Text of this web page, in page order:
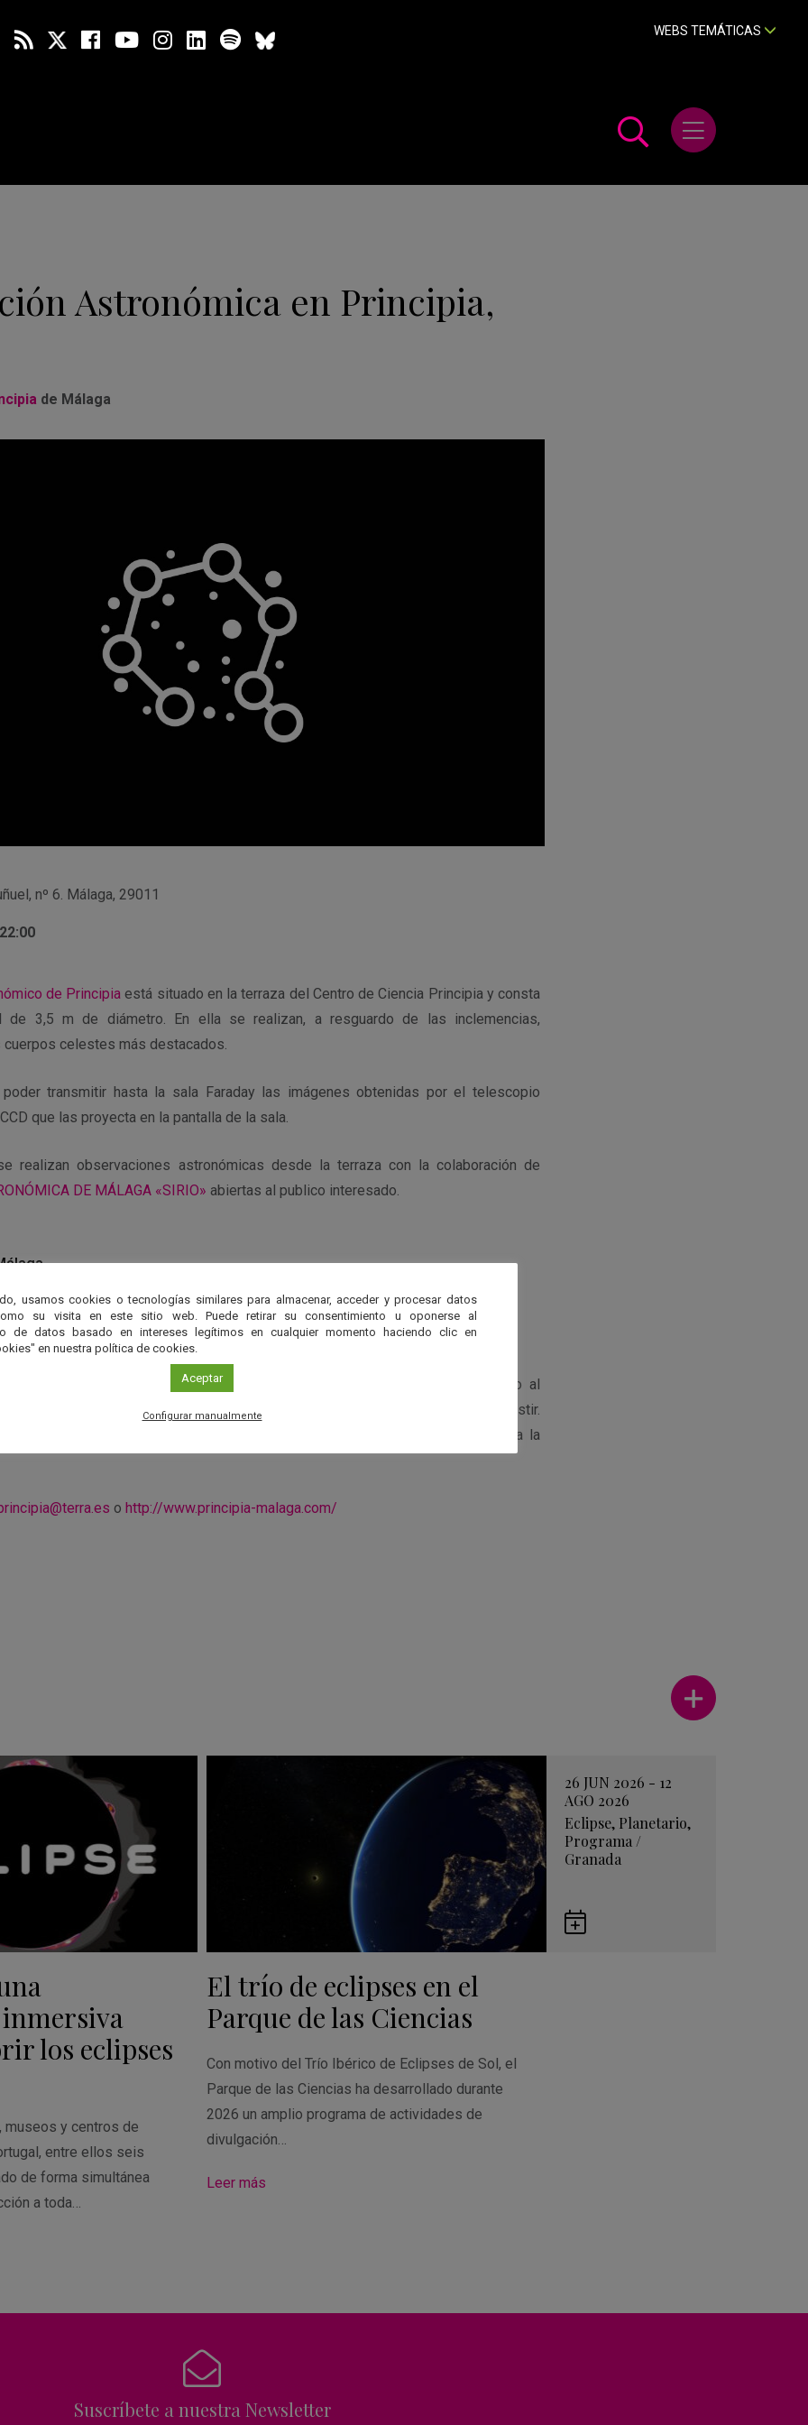
WEBS TEMÁTICAS
Abrir menú
Astronómica en Principia,
de Málaga
nº 6. Málaga, 29011
de Principia está situado en la terraza del Centro de Ciencia Principia y consta
de 3,5 m de diámetro. En ella se realizan, a resguardo de las inclemencias,
celestes más destacados.
poder transmitir hasta la sala Faraday las imágenes obtenidas por el telescopio
que las proyecta en la pantalla de la sala.
realizan observaciones astronómicas desde la terraza con la colaboración de
DE MÁLAGA «SIRIO» abiertas al publico interesado.
Principia
astronómicas es necesario realizar
llamando al
07 04 81) indicando nombre, DNI y el número de personas que desean a asistir.
hasta completar el aforo (100 personas). Sin reserva no se podrá acceder a la
o http://www.principia-malaga.com/
Ver más
los eclipses
y centros de
entre ellos seis
de forma simultánea
a toda…
26 JUN 2026 - 12
AGO 2026
Eclipse, Planetario,
Programa /
Granada
El trío de eclipses en el
Parque de las Ciencias
Con motivo del Trío Ibérico de Eclipses de Sol, el
Parque de las Ciencias ha desarrollado durante
2026 un amplio programa de actividades de
divulgación…
Leer más
Suscríbete a nuestra Newsletter
usamos cookies o tecnologías similares para almacenar, acceder y procesar datos
su visita en este sitio web. Puede retirar su consentimiento u oponerse al
de datos basado en intereses legítimos en cualquier momento haciendo clic en
en nuestra política de cookies.
Aceptar
Configurar manualmente